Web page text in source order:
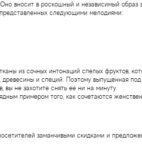
вносит в роскошный и независимый
следующими мелодиями:
из сочных интонаций спелых фруктов,
и специй. Поэтому выпущенная
не захотите снять ее ни на минуту.
примером того, как сочетаются
заманчивыми скидками и